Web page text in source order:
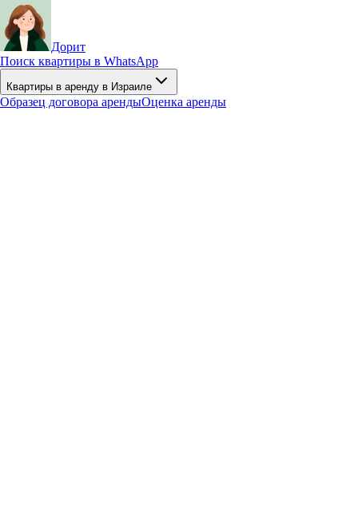
Дорит
Поиск квартиры в WhatsApp
Квартиры в аренду в Израиле
Образец договора арендыОценка аренды